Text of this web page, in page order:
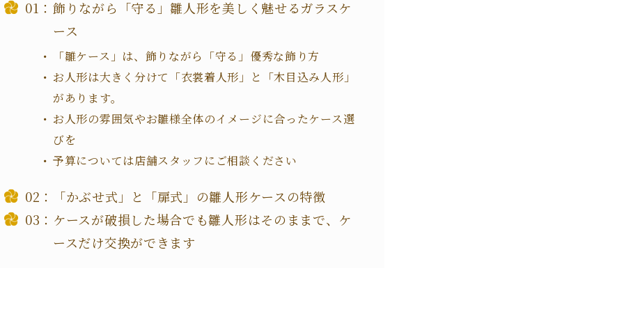
飾りながら「守る」雛人形を美しく魅せるガラスケ
ース
「雛ケース」は、飾りながら「守る」優秀な飾り方
お人形は大きく分けて「衣裳着人形」と「木目込み人形」
があります。
お人形の雰囲気やお雛様全体のイメージに合ったケース選
びを
予算については店舗スタッフにご相談ください
「かぶせ式」と「扉式」の雛人形ケースの特徴
ケースが破損した場合でも雛人形はそのままで、ケ
ースだけ交換ができます